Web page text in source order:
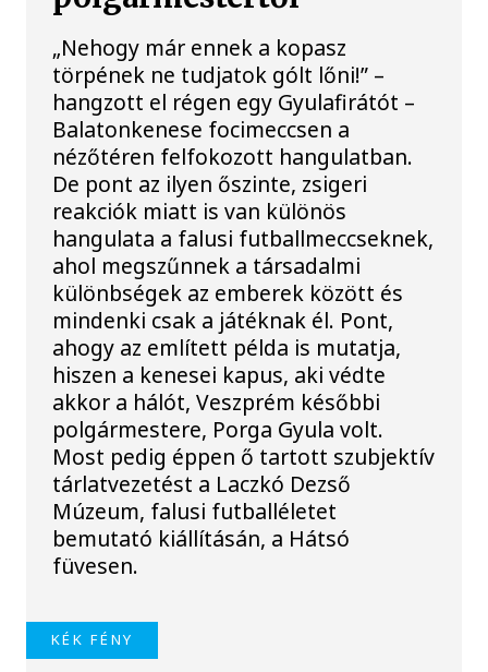
„Nehogy már ennek a kopasz
törpének ne tudjatok gólt lőni!” –
hangzott el régen egy Gyulafirátót –
Balatonkenese focimeccsen a
nézőtéren felfokozott hangulatban.
De pont az ilyen őszinte, zsigeri
reakciók miatt is van különös
hangulata a falusi futballmeccseknek,
ahol megszűnnek a társadalmi
különbségek az emberek között és
mindenki csak a játéknak él. Pont,
ahogy az említett példa is mutatja,
hiszen a kenesei kapus, aki védte
akkor a hálót, Veszprém későbbi
polgármestere, Porga Gyula volt.
Most pedig éppen ő tartott szubjektív
tárlatvezetést a Laczkó Dezső
Múzeum, falusi futballéletet
bemutató kiállításán, a Hátsó
füvesen.
KÉK FÉNY